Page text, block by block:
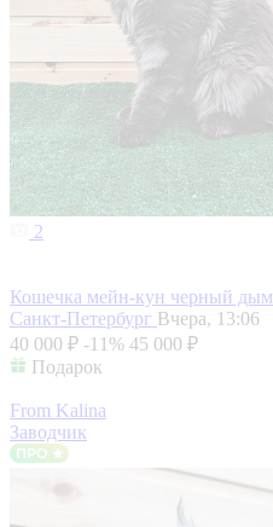
2
Кошечка мейн-кун черный дым
Санкт-Петербург Вчера, 13:06
40 000 ₽ -11% 45 000 ₽
Подарок
From Kalina
Заводчик